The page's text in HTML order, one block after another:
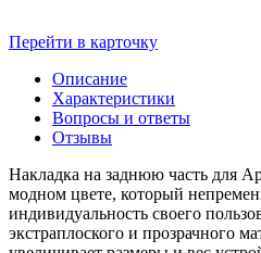
Перейти в карточку
Описание
Характеристики
Вопросы и ответы
Отзывы
Накладка на заднюю часть для
модном цвете, который
индивидуальность своего
экстраплоского и прозрачного